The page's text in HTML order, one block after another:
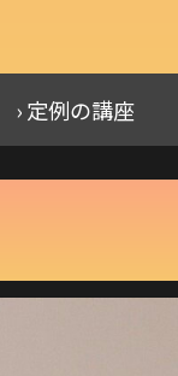
› 定例の講座